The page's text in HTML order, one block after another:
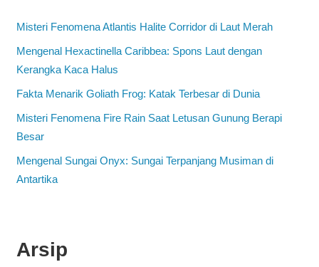
Misteri Fenomena Atlantis Halite Corridor di Laut Merah
Mengenal Hexactinella Caribbea: Spons Laut dengan
Kerangka Kaca Halus
Fakta Menarik Goliath Frog: Katak Terbesar di Dunia
Misteri Fenomena Fire Rain Saat Letusan Gunung Berapi
Besar
Mengenal Sungai Onyx: Sungai Terpanjang Musiman di
Antartika
Arsip